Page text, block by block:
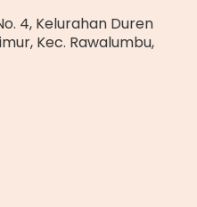
4, Kelurahan Duren
Kec. Rawalumbu,